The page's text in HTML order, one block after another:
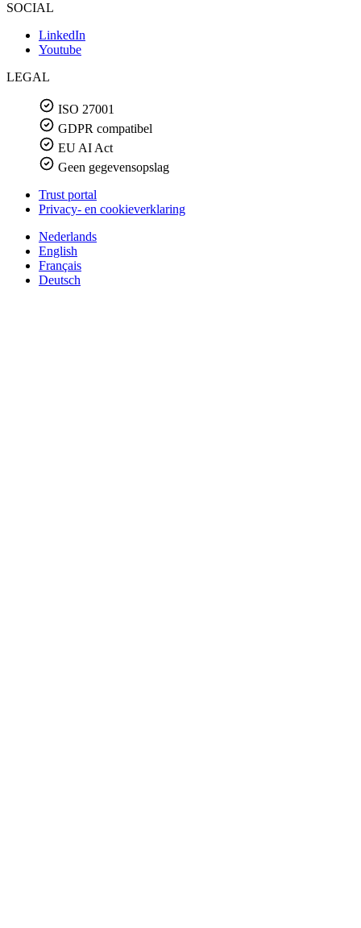
SOCIAL
LinkedIn
Youtube
LEGAL
ISO 27001
GDPR compatibel
EU AI Act
Geen gegevensopslag
Trust portal
Privacy- en cookieverklaring
Nederlands
English
Français
Deutsch